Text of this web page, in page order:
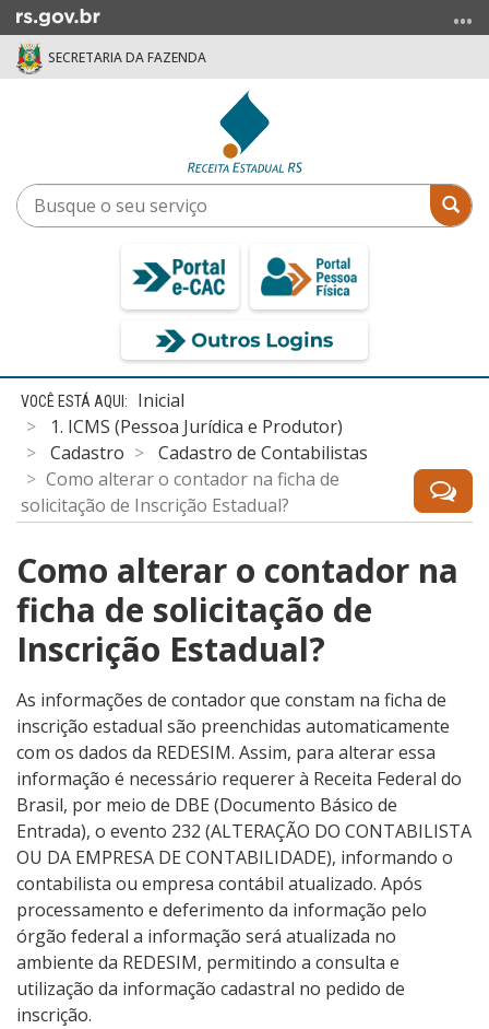
para
menu
SECRETARIA DA FAZENDA
Busque
o
Início
conteúdo
Inicial
1. ICMS (Pessoa Jurídica e Produtor)
Cadastro
Cadastro de Contabilistas
Como alterar o contador na ficha de
solicitação de Inscrição Estadual?
Como alterar o contador na
ficha de solicitação de
Inscrição Estadual?
As informações de contador que constam na ficha de
inscrição estadual são preenchidas automaticamente
com os dados da REDESIM. Assim, para alterar essa
informação é necessário requerer à Receita Federal do
Brasil, por meio de DBE (Documento Básico de
Entrada), o evento 232 (ALTERAÇÃO DO CONTABILISTA
OU DA EMPRESA DE CONTABILIDADE), informando o
contabilista ou empresa contábil atualizado. Após
processamento e deferimento da informação pelo
órgão federal a informação será atualizada no
ambiente da REDESIM, permitindo a consulta e
utilização da informação cadastral no pedido de
inscrição.